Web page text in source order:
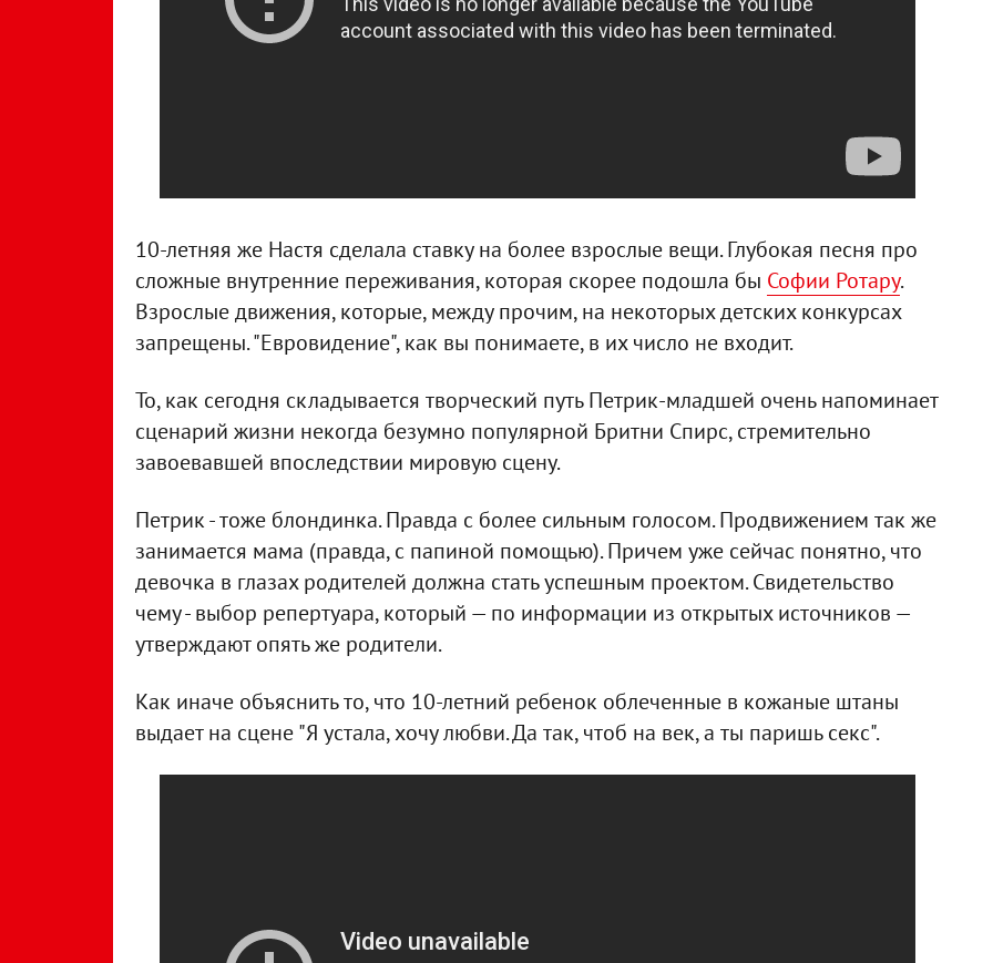
10-летняя же Настя сделала ставку на более взрослые вещи. Глубокая песня про
сложные внутренние переживания, которая скорее подошла бы Софии Ротару.
Взрослые движения, которые, между прочим, на некоторых детских конкурсах
запрещены. "Евровидение", как вы понимаете, в их число не входит.
То, как сегодня складывается творческий путь Петрик-младшей очень напоминает
сценарий жизни некогда безумно популярной Бритни Спирс, стремительно
завоевавшей впоследствии мировую сцену.
Петрик - тоже блондинка. Правда с более сильным голосом. Продвижением так же
занимается мама (правда, с папиной помощью). Причем уже сейчас понятно, что
девочка в глазах родителей должна стать успешным проектом. Свидетельство
чему - выбор репертуара, который — по информации из открытых источников —
утверждают опять же родители.
Как иначе объяснить то, что 10-летний ребенок облеченные в кожаные штаны
выдает на сцене "Я устала, хочу любви. Да так, чтоб на век, а ты паришь секс".